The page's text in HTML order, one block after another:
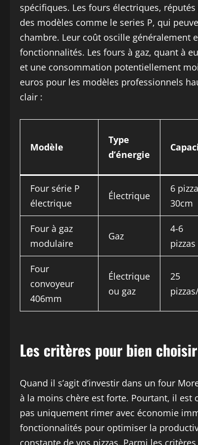
spécifiques. Les fours électriques,
des modèles comme le series P, qui
chambre. Leur coût oscille généralement
fonctionnalités. Les fours à gaz, quant à
et une consommation potentiellement
euros pour les modèles professionnels
clair :
Modèle
Type
d’énergie
Four série P
électrique
Électrique
6
30cm
Four à gaz
modulaire
Gaz
4-6
pizzas
Four
convoyeur
406mm
Électrique
ou gaz
25
Les critères pour bien
Quand il s’agit d’investir dans un four
à la moins chère est forte. Pourtant, il est
pas uniquement rimer avec économie
fonctionnalités pour optimiser la
constante de vos pizzas. Parmi les